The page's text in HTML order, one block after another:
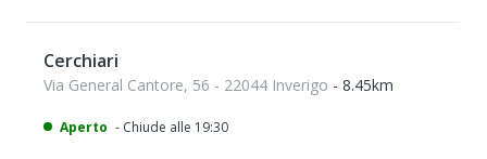
Cerchiari
Via General Cantore, 56 - 22044 Inverigo - 8.45km
Aperto - Chiude alle 19:30